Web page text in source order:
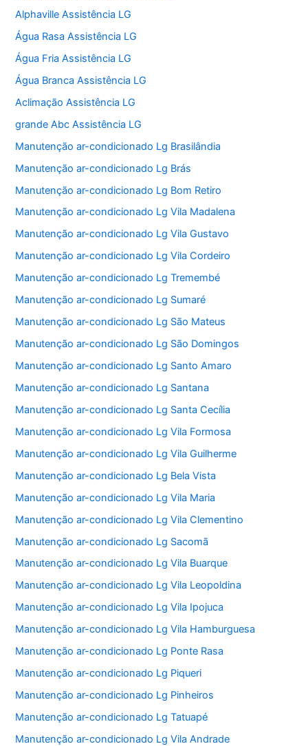
Alphaville Assistência LG
Água Rasa Assistência LG
Água Fria Assistência LG
Água Branca Assistência LG
Aclimação Assistência LG
grande Abc Assistência LG
Manutenção ar-condicionado Lg Brasilândia
Manutenção ar-condicionado Lg Brás
Manutenção ar-condicionado Lg Bom Retiro
Manutenção ar-condicionado Lg Vila Madalena
Manutenção ar-condicionado Lg Vila Gustavo
Manutenção ar-condicionado Lg Vila Cordeiro
Manutenção ar-condicionado Lg Tremembé
Manutenção ar-condicionado Lg Sumaré
Manutenção ar-condicionado Lg São Mateus
Manutenção ar-condicionado Lg São Domingos
Manutenção ar-condicionado Lg Santo Amaro
Manutenção ar-condicionado Lg Santana
Manutenção ar-condicionado Lg Santa Cecília
Manutenção ar-condicionado Lg Vila Formosa
Manutenção ar-condicionado Lg Vila Guilherme
Manutenção ar-condicionado Lg Bela Vista
Manutenção ar-condicionado Lg Vila Maria
Manutenção ar-condicionado Lg Vila Clementino
Manutenção ar-condicionado Lg Sacomã
Manutenção ar-condicionado Lg Vila Buarque
Manutenção ar-condicionado Lg Vila Leopoldina
Manutenção ar-condicionado Lg Vila Ipojuca
Manutenção ar-condicionado Lg Vila Hamburguesa
Manutenção ar-condicionado Lg Ponte Rasa
Manutenção ar-condicionado Lg Piqueri
Manutenção ar-condicionado Lg Pinheiros
Manutenção ar-condicionado Lg Tatuapé
Manutenção ar-condicionado Lg Vila Andrade